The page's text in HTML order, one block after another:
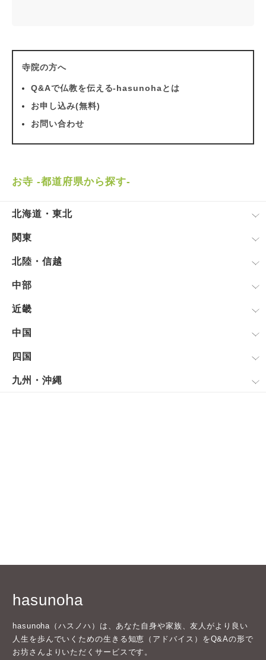
寺院の方へ
Q&Aで仏教を伝える-hasunohaとは
お申し込み(無料)
お問い合わせ
お寺 -都道府県から探す-
北海道・東北
関東
北陸・信越
中部
近畿
中国
四国
九州・沖縄
hasunoha
hasunoha（ハスノハ）は、あなた自身や家族、友人がより良い
人生を歩んでいくための生きる知恵（アドバイス）をQ&Aの形で
お坊さんよりいただくサービスです。